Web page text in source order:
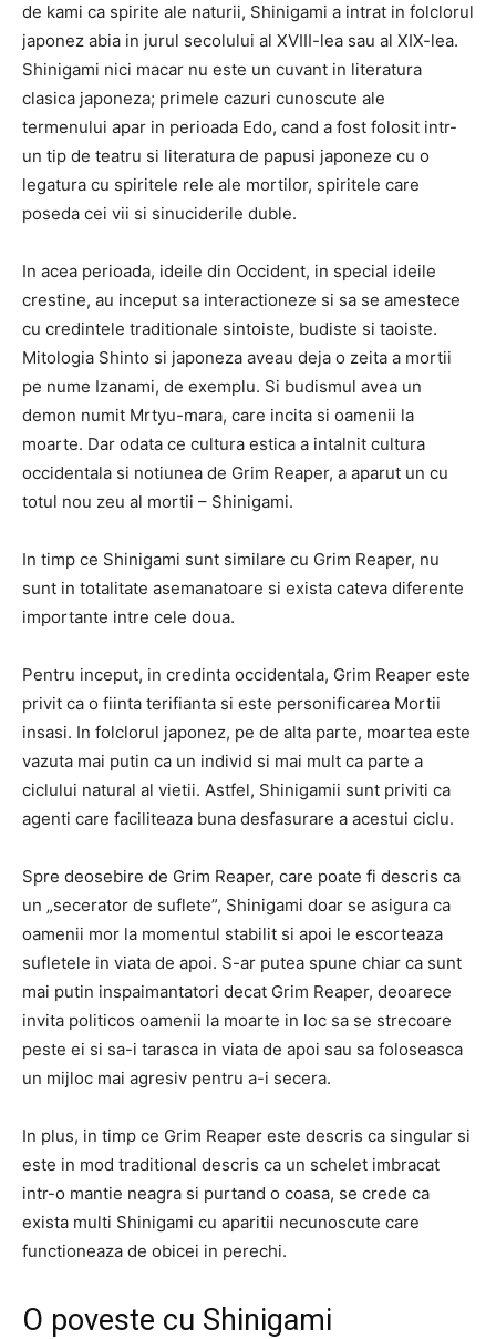
de kami ca spirite ale naturii, Shinigami a intrat in folclorul
japonez abia in jurul secolului al XVIII-lea sau al XIX-lea.
Shinigami nici macar nu este un cuvant in literatura
clasica japoneza; primele cazuri cunoscute ale
termenului apar in perioada Edo, cand a fost folosit intr-
un tip de teatru si literatura de papusi japoneze cu o
legatura cu spiritele rele ale mortilor, spiritele care
poseda cei vii si sinuciderile duble.
In acea perioada, ideile din Occident, in special ideile
crestine, au inceput sa interactioneze si sa se amestece
cu credintele traditionale sintoiste, budiste si taoiste.
Mitologia Shinto si japoneza aveau deja o zeita a mortii
pe nume Izanami, de exemplu. Si budismul avea un
demon numit Mrtyu-mara, care incita si oamenii la
moarte. Dar odata ce cultura estica a intalnit cultura
occidentala si notiunea de Grim Reaper, a aparut un cu
totul nou zeu al mortii – Shinigami.
In timp ce Shinigami sunt similare cu Grim Reaper, nu
sunt in totalitate asemanatoare si exista cateva diferente
importante intre cele doua.
Pentru inceput, in credinta occidentala, Grim Reaper este
privit ca o fiinta terifianta si este personificarea Mortii
insasi. In folclorul japonez, pe de alta parte, moartea este
vazuta mai putin ca un individ si mai mult ca parte a
ciclului natural al vietii. Astfel, Shinigamii sunt priviti ca
agenti care faciliteaza buna desfasurare a acestui ciclu.
Spre deosebire de Grim Reaper, care poate fi descris ca
un „secerator de suflete”, Shinigami doar se asigura ca
oamenii mor la momentul stabilit si apoi le escorteaza
sufletele in viata de apoi. S-ar putea spune chiar ca sunt
mai putin inspaimantatori decat Grim Reaper, deoarece
invita politicos oamenii la moarte in loc sa se strecoare
peste ei si sa-i tarasca in viata de apoi sau sa foloseasca
un mijloc mai agresiv pentru a-i secera.
In plus, in timp ce Grim Reaper este descris ca singular si
este in mod traditional descris ca un schelet imbracat
intr-o mantie neagra si purtand o coasa, se crede ca
exista multi Shinigami cu aparitii necunoscute care
functioneaza de obicei in perechi.
O poveste cu Shinigami